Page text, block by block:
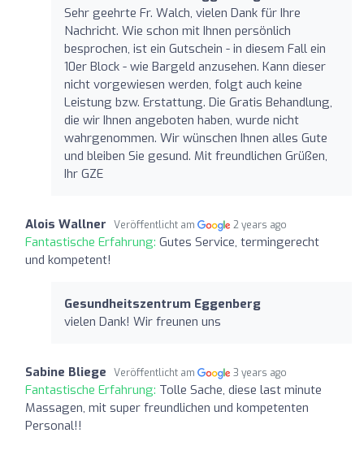
Sehr geehrte Fr. Walch, vielen Dank für Ihre
Nachricht. Wie schon mit Ihnen persönlich
besprochen, ist ein Gutschein - in diesem Fall ein
10er Block - wie Bargeld anzusehen. Kann dieser
nicht vorgewiesen werden, folgt auch keine
Leistung bzw. Erstattung. Die Gratis Behandlung,
die wir Ihnen angeboten haben, wurde nicht
wahrgenommen. Wir wünschen Ihnen alles Gute
und bleiben Sie gesund. Mit freundlichen Grüßen,
Ihr GZE
Alois Wallner Veröffentlicht am 2 years ago
Fantastische Erfahrung: Gutes Service, termingerecht
und kompetent!
Gesundheitszentrum Eggenberg
vielen Dank! Wir freunen uns
Sabine Bliege Veröffentlicht am 3 years ago
Fantastische Erfahrung: Tolle Sache, diese last minute
Massagen, mit super freundlichen und kompetenten
Personal!!